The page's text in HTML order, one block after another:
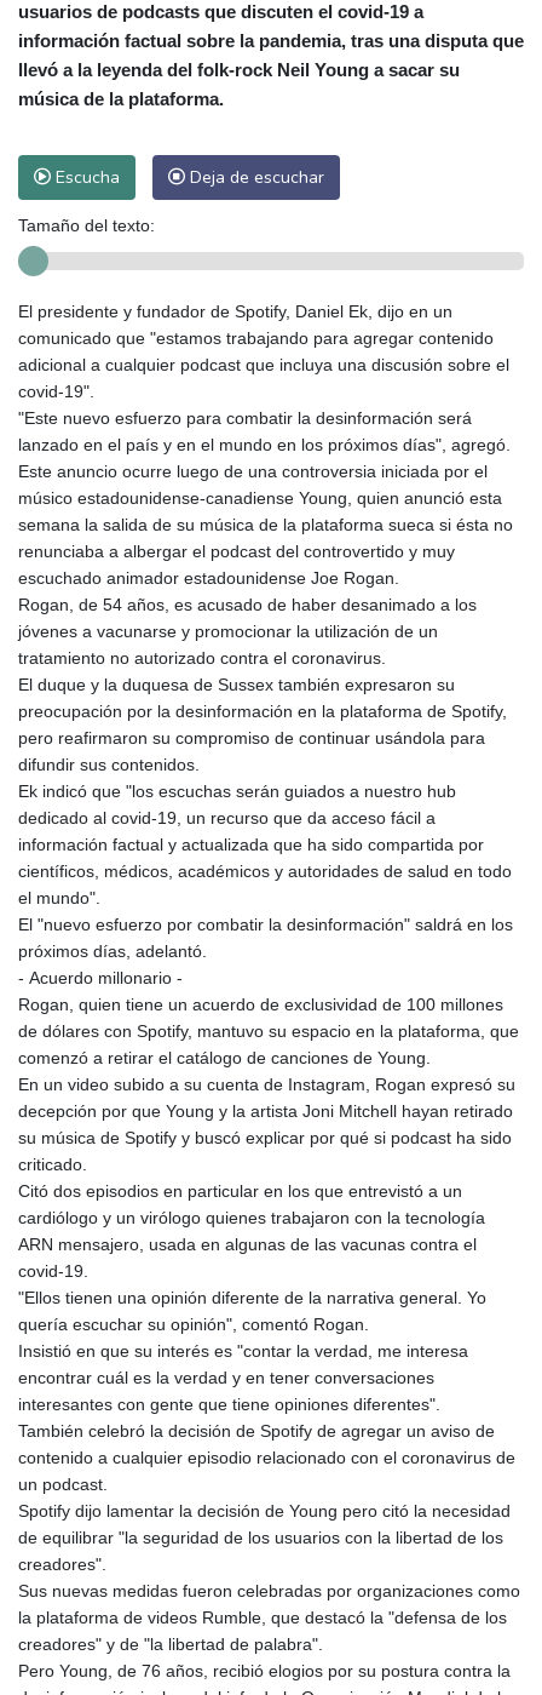
usuarios de podcasts que discuten el covid-19 a
información factual sobre la pandemia, tras una disputa que
llevó a la leyenda del folk-rock Neil Young a sacar su
música de la plataforma.
Escucha Deja de escuchar
Tamaño del texto:
El presidente y fundador de Spotify, Daniel Ek, dijo en un
comunicado que "estamos trabajando para agregar contenido
adicional a cualquier podcast que incluya una discusión sobre el
covid-19".
"Este nuevo esfuerzo para combatir la desinformación será
lanzado en el país y en el mundo en los próximos días", agregó.
Este anuncio ocurre luego de una controversia iniciada por el
músico estadounidense-canadiense Young, quien anunció esta
semana la salida de su música de la plataforma sueca si ésta no
renunciaba a albergar el podcast del controvertido y muy
escuchado animador estadounidense Joe Rogan.
Rogan, de 54 años, es acusado de haber desanimado a los
jóvenes a vacunarse y promocionar la utilización de un
tratamiento no autorizado contra el coronavirus.
El duque y la duquesa de Sussex también expresaron su
preocupación por la desinformación en la plataforma de Spotify,
pero reafirmaron su compromiso de continuar usándola para
difundir sus contenidos.
Ek indicó que "los escuchas serán guiados a nuestro hub
dedicado al covid-19, un recurso que da acceso fácil a
información factual y actualizada que ha sido compartida por
científicos, médicos, académicos y autoridades de salud en todo
el mundo".
El "nuevo esfuerzo por combatir la desinformación" saldrá en los
próximos días, adelantó.
- Acuerdo millonario -
Rogan, quien tiene un acuerdo de exclusividad de 100 millones
de dólares con Spotify, mantuvo su espacio en la plataforma, que
comenzó a retirar el catálogo de canciones de Young.
En un video subido a su cuenta de Instagram, Rogan expresó su
decepción por que Young y la artista Joni Mitchell hayan retirado
su música de Spotify y buscó explicar por qué si podcast ha sido
criticado.
Citó dos episodios en particular en los que entrevistó a un
cardiólogo y un virólogo quienes trabajaron con la tecnología
ARN mensajero, usada en algunas de las vacunas contra el
covid-19.
"Ellos tienen una opinión diferente de la narrativa general. Yo
quería escuchar su opinión", comentó Rogan.
Insistió en que su interés es "contar la verdad, me interesa
encontrar cuál es la verdad y en tener conversaciones
interesantes con gente que tiene opiniones diferentes".
También celebró la decisión de Spotify de agregar un aviso de
contenido a cualquier episodio relacionado con el coronavirus de
un podcast.
Spotify dijo lamentar la decisión de Young pero citó la necesidad
de equilibrar "la seguridad de los usuarios con la libertad de los
creadores".
Sus nuevas medidas fueron celebradas por organizaciones como
la plataforma de videos Rumble, que destacó la "defensa de los
creadores" y de "la libertad de palabra".
Pero Young, de 76 años, recibió elogios por su postura contra la